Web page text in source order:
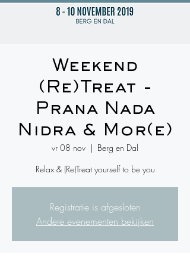
Weekend
(Re)Treat -
Prana Nada
Nidra & Mor(e)
vr 08 nov
  |
Berg en Dal
Relax & (Re)Treat yourself to be you
Registratie is afgesloten
Andere evenementen bekijken